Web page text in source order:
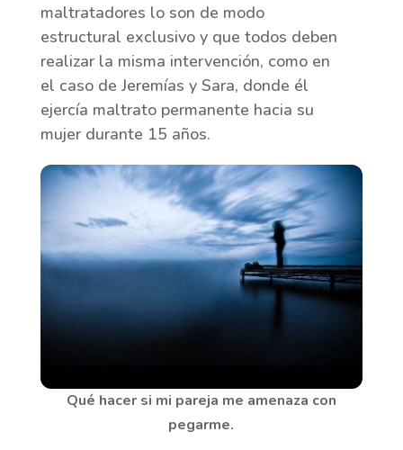
maltratadores lo son de modo
estructural exclusivo y que todos deben
realizar la misma intervención, como en
el caso de Jeremías y Sara, donde él
ejercía maltrato permanente hacia su
mujer durante 15 años.
Qué hacer si mi pareja me amenaza con
pegarme.